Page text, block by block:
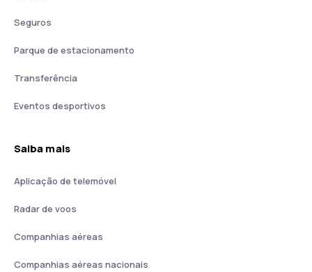
Seguros
Parque de estacionamento
Transferência
Eventos desportivos
Saiba mais
Aplicação de telemóvel
Radar de voos
Companhias aéreas
Companhias aéreas nacionais